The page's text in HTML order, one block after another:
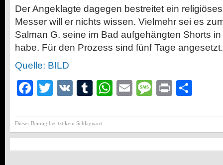
Der Angeklagte dagegen bestreitet ein
Messer will er nichts wissen. Vielmehr sei es
Salman G. seine im Bad aufgehängten Shorts
habe. Für den Prozess sind fünf Tage angesetzt.
Quelle: BILD
Facebook
Twitter
VK Tumblr
WhatsApp
EmailMessage
Print
Dieser Beitrag besitzt kein Schlagwort